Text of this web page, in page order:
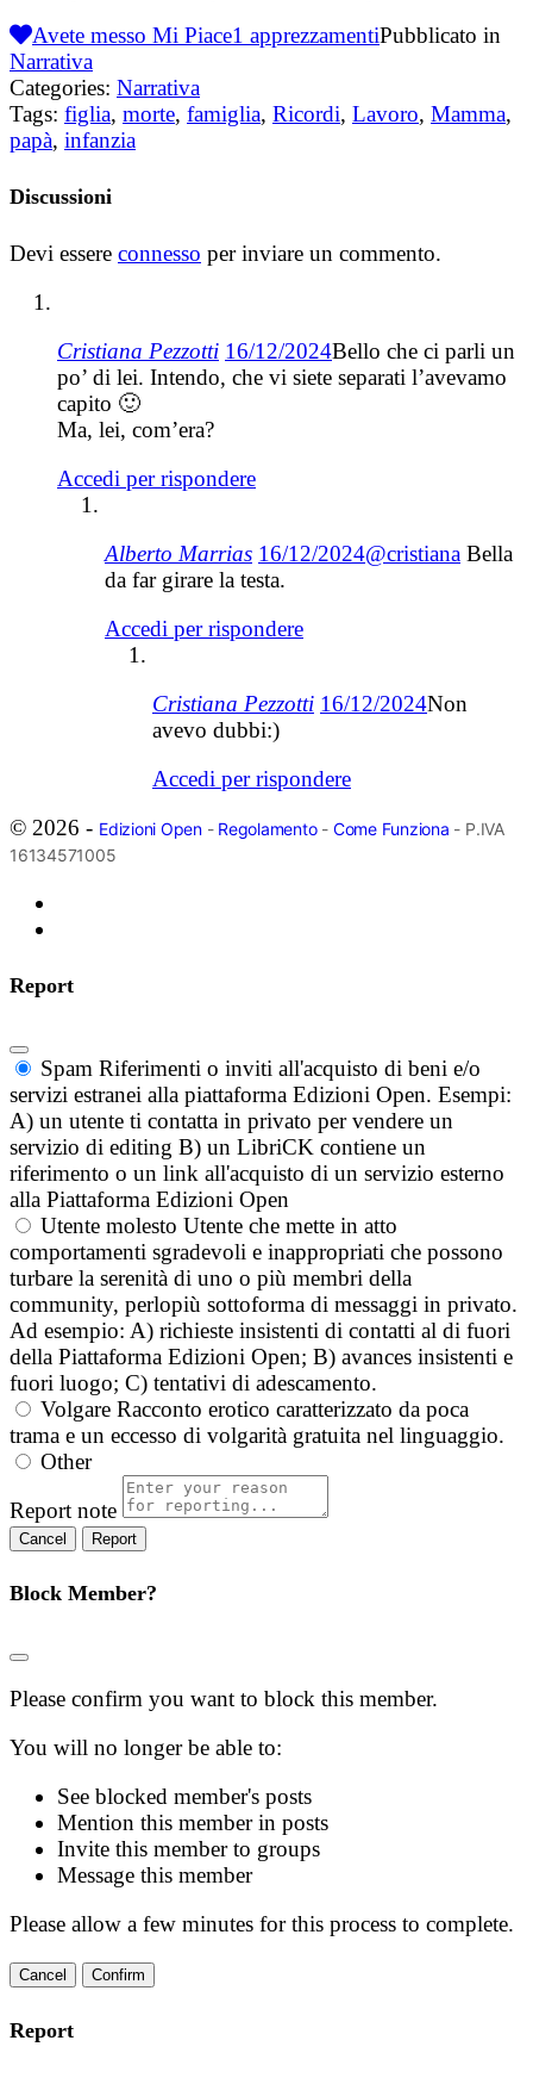
Avete messo Mi Piace1 apprezzamentiPubblicato in
Narrativa
Categories: Narrativa
Tags: figlia, morte, famiglia, Ricordi, Lavoro, Mamma,
papà, infanzia
Discussioni
Devi essere connesso per inviare un commento.
Cristiana Pezzotti 16/12/2024Bello che ci parli un
po’ di lei. Intendo, che vi siete separati l’avevamo
capito 🙂
Ma, lei, com’era?
Accedi per rispondere
Alberto Marrias 16/12/2024@cristiana Bella
da far girare la testa.
Accedi per rispondere
Cristiana Pezzotti 16/12/2024Non
avevo dubbi:)
Accedi per rispondere
© 2026 - Edizioni Open- Regolamento- Come Funziona - P.IVA
16134571005
Report
Spam Riferimenti o inviti all'acquisto di beni e/o
servizi estranei alla piattaforma Edizioni Open. Esempi:
A) un utente ti contatta in privato per vendere un
servizio di editing B) un LibriCK contiene un
riferimento o un link all'acquisto di un servizio esterno
alla Piattaforma Edizioni Open
Utente molesto Utente che mette in atto
comportamenti sgradevoli e inappropriati che possono
turbare la serenità di uno o più membri della
community, perlopiù sottoforma di messaggi in privato.
Ad esempio: A) richieste insistenti di contatti al di fuori
della Piattaforma Edizioni Open; B) avances insistenti e
fuori luogo; C) tentativi di adescamento.
Volgare Racconto erotico caratterizzato da poca
trama e un eccesso di volgarità gratuita nel linguaggio.
Other
Report note
Report
Block Member?
Please confirm you want to block this member.
You will no longer be able to:
See blocked member's posts
Mention this member in posts
Invite this member to groups
Message this member
Please allow a few minutes for this process to complete.
Confirm
Report